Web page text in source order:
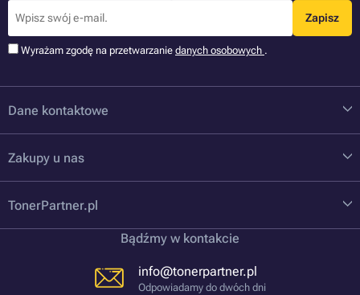
Zapisz
Wyrażam zgodę na przetwarzanie danych osobowych .
Dane kontaktowe
Zakupy u nas
TonerPartner.pl
Bądźmy w kontakcie
info@tonerpartner.pl
Odpowiadamy do dwóch dni